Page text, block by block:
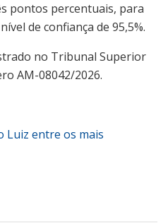
pontos percentuais, para
de confiança de 95,5%.
no Tribunal Superior
AM-08042/2026.
Luiz entre os mais